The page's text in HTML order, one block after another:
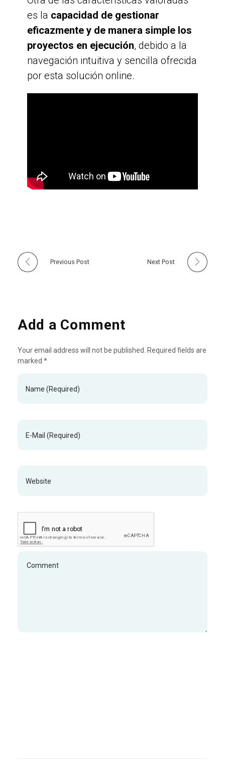
es la capacidad de gestionar
eficazmente y de manera simple los
proyectos en ejecución, debido a la
navegación intuitiva y sencilla ofrecida
por esta solución online.
Previous Post Next Post
Add a Comment
Your email address will not be published. Required fields are
marked *